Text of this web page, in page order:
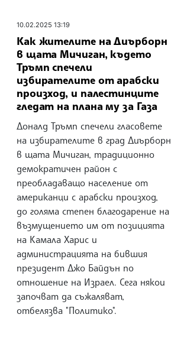
10.02.2025 13:19
Как жителите на Диърборн
в щата Мичиган, където
Тръмп спечели
избирателите от арабски
произход, и палестинците
гледат на плана му за Газа
Доналд Тръмп спечели гласовете
на избирателите в град Диърборн
в щата Мичиган, традиционно
демократичен район с
преобладаващо население от
американци с арабски произход,
до голяма степен благодарение на
възмущението им от позицията
на Камала Харис и
администрацията на бившия
президент Джо Байдън по
отношение на Израел. Сега някои
започват да съжаляват,
отбелязва "Политико".